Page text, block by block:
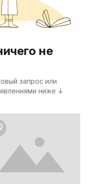
не
запрос или
ниже ↓